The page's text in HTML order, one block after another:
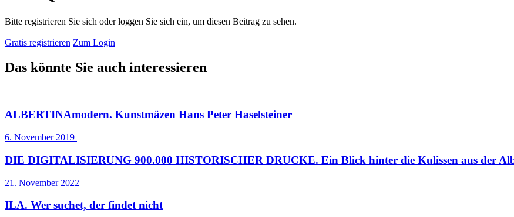
Bitte registrieren Sie sich oder loggen Sie sich ein, um diesen Beitrag zu sehen.
Gratis registrieren Zum Login
Das könnte Sie auch interessieren
ALBERTINAmodern. Kunstmäzen Hans Peter Haselsteiner
6. November 2019
DIE DIGITALISIERUNG 900.000 HISTORISCHER DRUCKE. Ein Blick hinter die Kulissen aus der
21. November 2022
ILA. Wer suchet, der findet nicht